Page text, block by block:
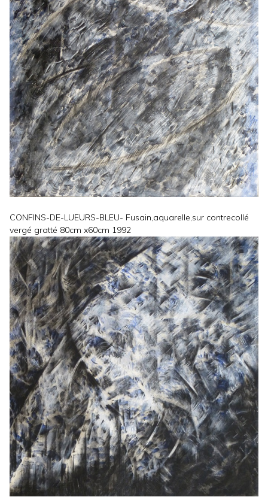
CONFINS-DE-LUEURS-BLEU- Fusain,aquarelle,sur contrecollé
vergé gratté 80cm x60cm 1992